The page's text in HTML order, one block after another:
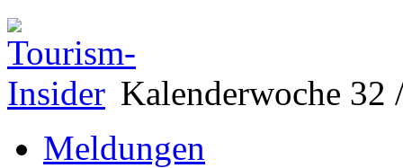
Kalenderwoche 32
Meldungen